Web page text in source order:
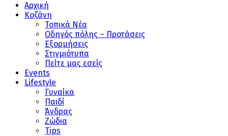
Αρχική
Κοζάνη
Τοπικά Νέα
Οδηγός πόλης – Προτάσεις
Εξορμήσεις
Στιγμιότυπα
Πείτε μας εσείς
Events
Lifestyle
Γυναίκα
Παιδί
Άνδρας
Ζώδια
Tips